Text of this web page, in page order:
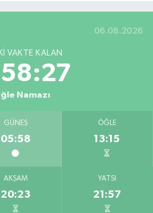
06.08.2026
VAKTE KALAN
Namazı
GÜNEŞ
05:58
ÖĞLE
13:15
AKŞAM
20:23
YATSI
21:57